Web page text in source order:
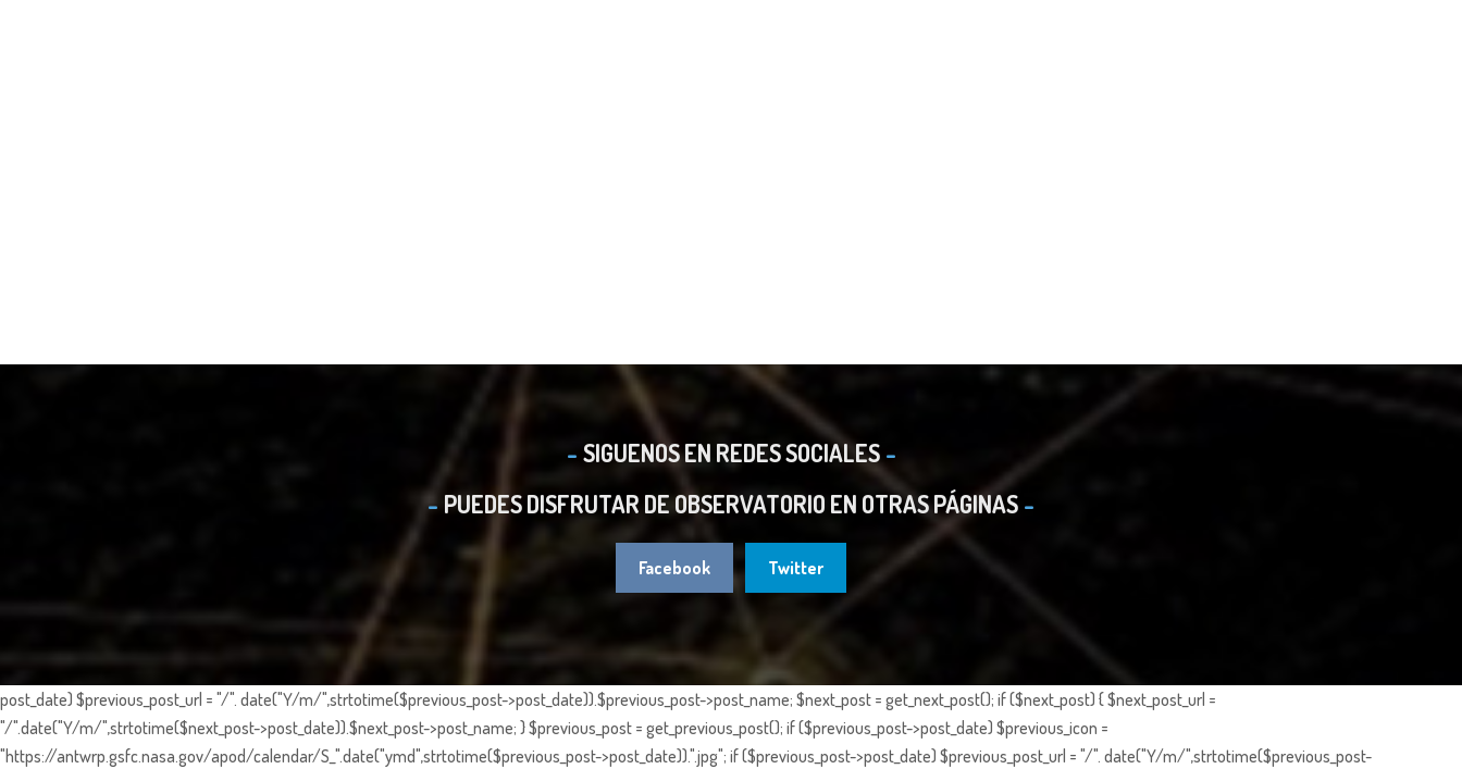
SIGUENOS EN REDES SOCIALES
PUEDES DISFRUTAR DE OBSERVATORIO EN OTRAS PÁGINAS
Facebook Twitter
post_date) $previous_post_url = "/". date("Y/m/",strtotime($previous_post->post_date)).$previous_post->post_name; $next_post = get_next_post(); if ($next_post) { $next_post_url =
"/".date("Y/m/",strtotime($next_post->post_date)).$next_post->post_name; } $previous_post = get_previous_post(); if ($previous_post->post_date) $previous_icon =
"https://antwrp.gsfc.nasa.gov/apod/calendar/S_".date("ymd",strtotime($previous_post->post_date)).".jpg"; if ($previous_post->post_date) $previous_post_url = "/". date("Y/m/",strtotime($previous_post-